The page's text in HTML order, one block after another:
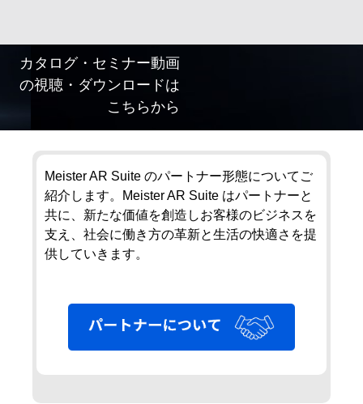
カタログ・セミナー動画
の視聴・ダウンロードは
こちらから
Meister AR Suite のパートナー形態についてご
紹介します。Meister AR Suite はパートナーと
共に、新たな価値を創造しお客様のビジネスを
支え、社会に働き方の革新と生活の快適さを提
供していきます。